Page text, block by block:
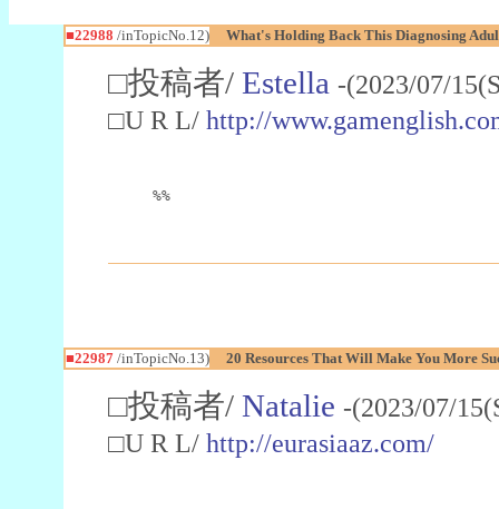
■22988 /inTopicNo.12) What's Holding Back This Diagnosing
□投稿者/ Estella -(2023/07/
□U R L/ http://
%%
■22987/inTopicNo.13) 20 Resources That Will Make You More
□投稿者/ Natalie -(2023/07/
□U R L/ http://eurasiaaz.com/